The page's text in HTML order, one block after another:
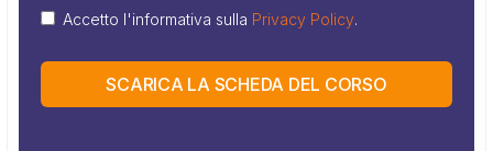
Accetto l'informativa sulla Privacy Policy.
SCARICA LA SCHEDA DEL CORSO